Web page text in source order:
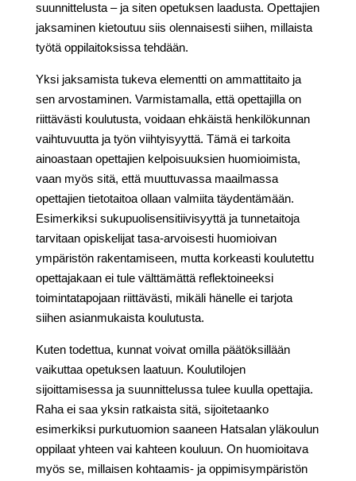
suunnittelusta – ja siten opetuksen laadusta. Opettajien
jaksaminen kietoutuu siis olennaisesti siihen, millaista
työtä oppilaitoksissa tehdään.
Yksi jaksamista tukeva elementti on ammattitaito ja
sen arvostaminen. Varmistamalla, että opettajilla on
riittävästi koulutusta, voidaan ehkäistä henkilökunnan
vaihtuvuutta ja työn viihtyisyyttä. Tämä ei tarkoita
ainoastaan opettajien kelpoisuuksien huomioimista,
vaan myös sitä, että muuttuvassa maailmassa
opettajien tietotaitoa ollaan valmiita täydentämään.
Esimerkiksi sukupuolisensitiivisyyttä ja tunnetaitoja
tarvitaan opiskelijat tasa-arvoisesti huomioivan
ympäristön rakentamiseen, mutta korkeasti koulutettu
opettajakaan ei tule välttämättä reflektoineeksi
toimintatapojaan riittävästi, mikäli hänelle ei tarjota
siihen asianmukaista koulutusta.
Kuten todettua, kunnat voivat omilla päätöksillään
vaikuttaa opetuksen laatuun. Koulutilojen
sijoittamisessa ja suunnittelussa tulee kuulla opettajia.
Raha ei saa yksin ratkaista sitä, sijoitetaanko
esimerkiksi purkutuomion saaneen Hatsalan yläkoulun
oppilaat yhteen vai kahteen kouluun. On huomioitava
myös se, millaisen kohtaamis- ja oppimisympäristön